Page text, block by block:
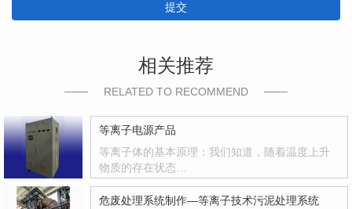
提交
相关推荐
RELATED TO RECOMMEND
等离子电源产品
等离子体的基本原理：我们知道，随着温度上升
物质的存在状态…
危废处理系统制作—等离子技术污泥处理系统